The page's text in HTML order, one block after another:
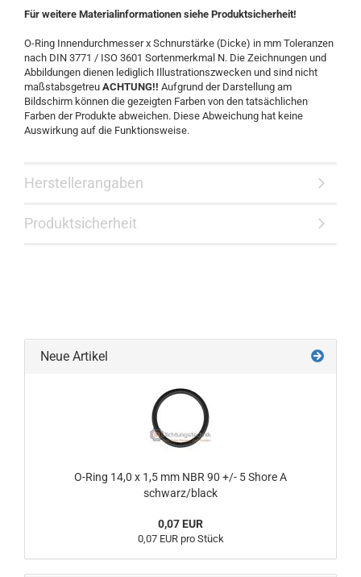
Für weitere Materialinformationen siehe Produktsicherheit!
O-Ring Innendurchmesser x Schnurstärke (Dicke) in mm Toleranzen
nach DIN 3771 / ISO 3601 Sortenmerkmal N. Die Zeichnungen und
Abbildungen dienen lediglich Illustrationszwecken und sind nicht
maßstabsgetreu ACHTUNG!! Aufgrund der Darstellung am
Bildschirm können die gezeigten Farben von den tatsächlichen
Farben der Produkte abweichen. Diese Abweichung hat keine
Auswirkung auf die Funktionsweise.
Herstellerangaben
Produktsicherheit
Neue Artikel
O-Ring 14,0 x 1,5 mm NBR 90 +/- 5 Shore A
schwarz/black
0,07 EUR
0,07 EUR pro Stück